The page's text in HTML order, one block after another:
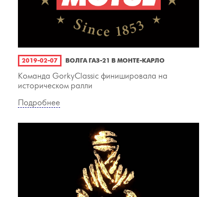
2019-02-07 ВОЛГА ГАЗ-21 В МОНТЕ-КАРЛО
Команда GorkyClassic финишировала на
историческом ралли
Подробнее